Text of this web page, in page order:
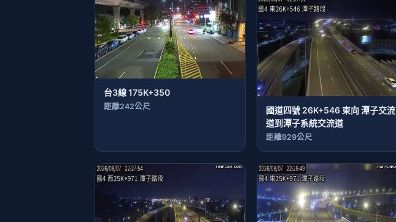
台3線 175K+350
距離242公尺
國道四號 26K+546 東向 潭子交流
道到潭子系統交流道
距離929公尺